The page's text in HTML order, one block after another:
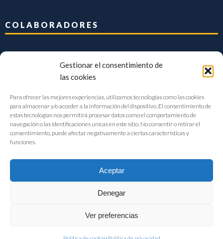
Gestionar el consentimiento de
las cookies
Para ofrecer las mejores experiencias, utilizamos tecnologías como las cookies
para almacenar y/o acceder a la información del dispositivo. El consentimiento de
estas tecnologías nos permitirá procesar datos como el comportamiento de
navegación o las identificaciones únicas en este sitio. No consentir o retirar el
consentimiento, puede afectar negativamente a ciertas características y
funciones.
Aceptar
Denegar
Ver preferencias
COLABORADORES
FIAB Federación Española de Industrias de la Alimentación y Bebidas